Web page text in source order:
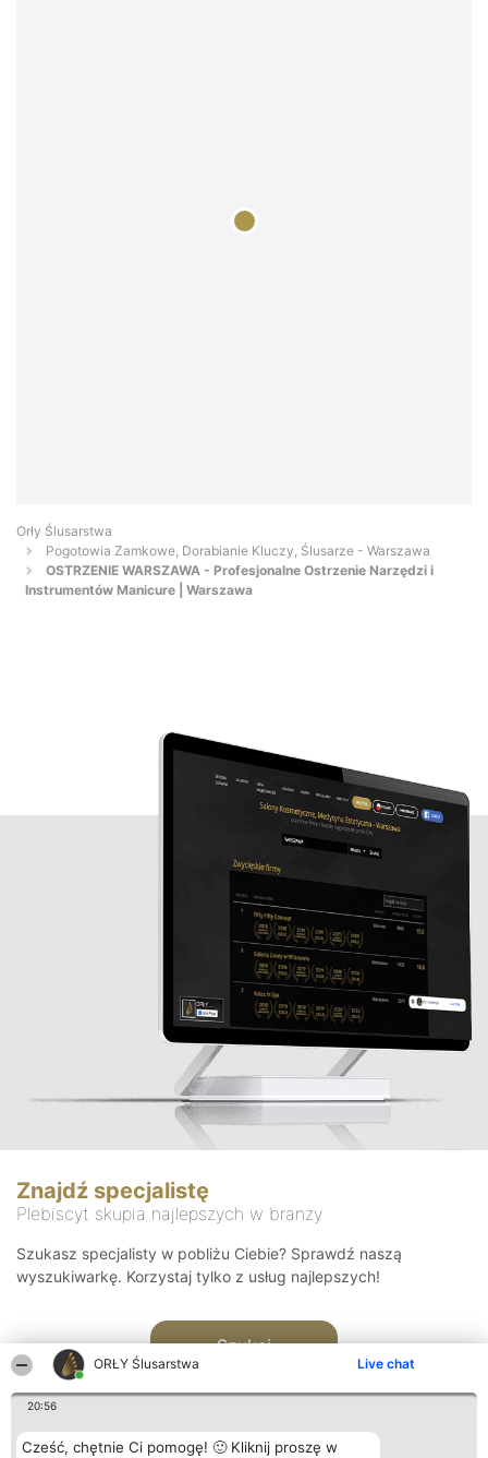
ORŁY Ślusarstwa Live chat
20:56
Cześć, chętnie Ci pomogę! 🙂 Kliknij proszę w
Orły Ślusarstwa
Pogotowia Zamkowe, Dorabianie Kluczy, Ślusarze - Warszawa
OSTRZENIE WARSZAWA - Profesjonalne Ostrzenie Narzędzi i
Instrumentów Manicure | Warszawa
Znajdź specjalistę
Plebiscyt skupia najlepszych w branży
Szukasz specjalisty w pobliżu Ciebie? Sprawdź naszą
wyszukiwarkę. Korzystaj tylko z usług najlepszych!
Szukaj